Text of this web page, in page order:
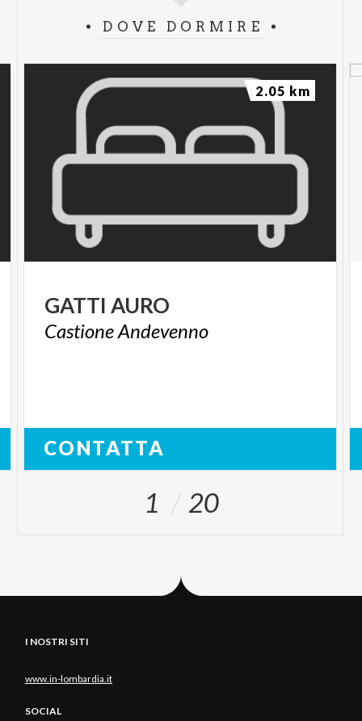
DOVE DORMIRE
GATTI AURO
CastioneAndevenno
CONTATTA
2.05 km
1 20
I NOSTRI SITI
www.in-lombardia.it
SOCIAL